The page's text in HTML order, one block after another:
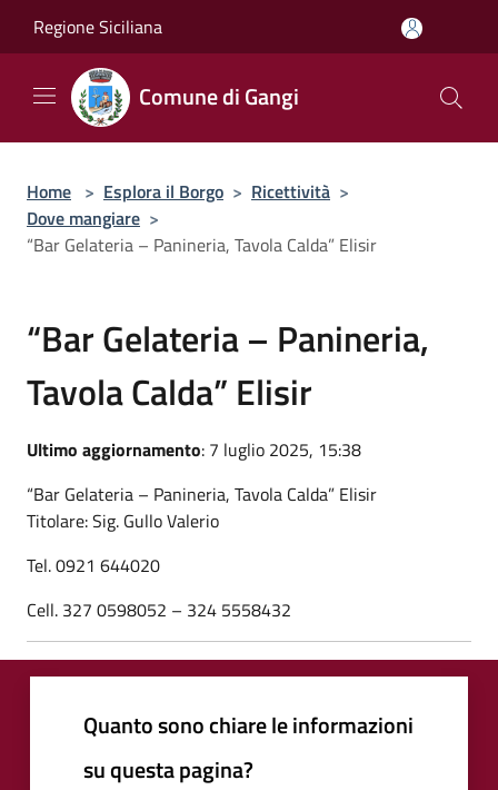
Regione Siciliana
Comune di Gangi
Home > Esplora il Borgo > Ricettività >
Dove mangiare >
“Bar Gelateria – Panineria, Tavola Calda” Elisir
“Bar Gelateria – Panineria,
Tavola Calda” Elisir
Ultimo aggiornamento: 7 luglio 2025, 15:38
“Bar Gelateria – Panineria, Tavola Calda” Elisir
Titolare: Sig. Gullo Valerio
Tel. 0921 644020
Cell. 327 0598052 – 324 5558432
Quanto sono chiare le informazioni
su questa pagina?